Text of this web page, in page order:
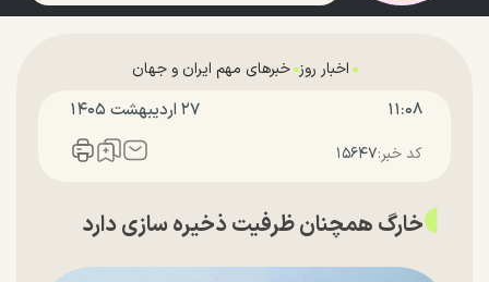
اخبار روز خبرهای مهم ایران و جهان
۱۱:۰۸ ۲۷ ارديبهشت ۱۴۰۵
کد خبر:۱۵۶۴۷
خارگ همچنان ظرفیت ذخیره سازی دارد